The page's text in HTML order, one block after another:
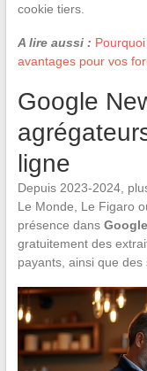
cookie tiers.
A lire aussi :
avantages pour vos
Google
ligne
Depuis 2023-2024,
Le Monde, Le Figaro
présence dans
gratuitement des
payants, ainsi que des